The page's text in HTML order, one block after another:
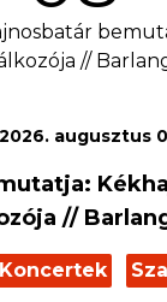
2026. augusztus
//
Koncertek